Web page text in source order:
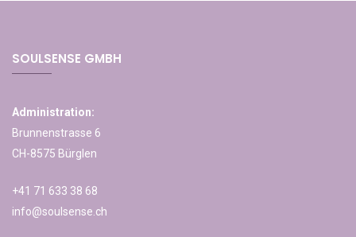
SOULSENSE GMBH
Administration:
Brunnenstrasse 6
CH-8575 Bürglen
+41 71 633 38 68
info@soulsense.ch